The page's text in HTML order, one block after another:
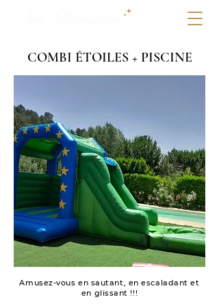
COMBI ÉTOILES + PISCINE
Amusez-vous en sautant, en escaladant et
en glissant !!!